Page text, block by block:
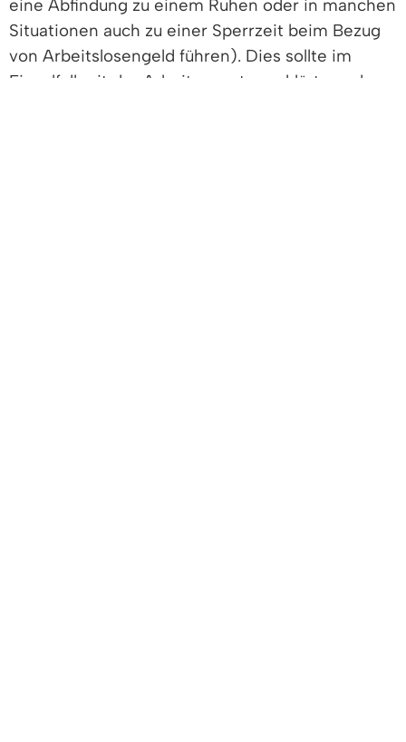
eine Abfindung zu einem Ruhen oder in manchen
Situationen auch zu einer Sperrzeit beim Bezug
von Arbeitslosengeld führen). Dies sollte im
Einzelfall mit der Arbeitsagentur geklärt werden.